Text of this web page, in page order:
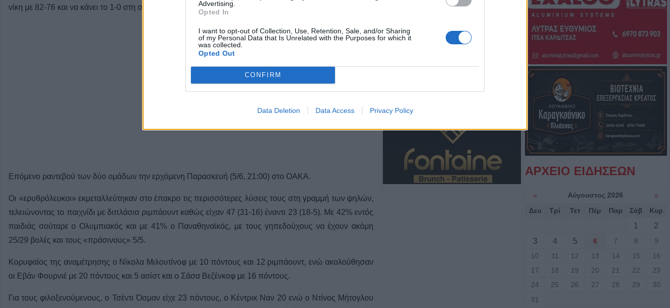
Advertising.
Opted In
I want to opt-out of Collection, Use, Retention, Sale, and/or Sharing
of my Personal Data that Is Unrelated with the Purposes for which it
was collected.
Opted Out
CONFIRM
Data Deletion Data Access Privacy Policy
νίκη με 82-76 και να κάνει το 1-0 στη σειρά.
Επόμενο ραντεβού των δύο ομάδων την ερχόμενη Παρασκευή (5/6, 21:00) στο ΟΑΚΑ.
Οι «ερυθρόλευκοι» εκμεταλλεύτηκαν στο έπακρο τις περισσότερες λύσεις τους στη γραμμή των ψηλών,
τελειώνοντας το παιχνίδι με διπλάσια ριμπάουντ καθώς είχαν 47 (31-16) έναντι 23 (18-5). Με 42% εντός
παιδιάς σούταρε ο Ολυμπιακός και με 41% ο Παναθηναϊκός, με τους γηπεδούχους να έχουν ακόμη
25/29 βολές και τους «πράσινους» 5/5.
Κορυφαίος της αναμέτρησης ο Νίκολα Μιλουτίνοφ με 10 πόντους και 12 ριμπάουντ, ενώ ακολούθησαν
οι Εβάν Φουρνιέ με 20 πόντους και 5 ασίστ και ο Σάσα Βεζένκοφ με 16 πόντους.
Για τους φιλοξενούμενους, ο Τσέντι Όσμαν είχε 23 πόντους, ο Κέντρικ Ναν 20 ενώ ο Ντίνος Μήτογλου
κηδεία του Αθανάσιου Ταξιάρχη
6 Αυγούστου 2026, 17:46
στην Κρήνη Φαρσάλων – Μεγάλη
και 95 ειδικότητες για το 2026-
6 Αυγούστου 2026, 17:21
Την Παρασκευή (7/8) η δεύτερη
καταβολή του βοηθήματος του
ΑΡΧΕΙΟ ΕΙΔΗΣΕΩΝ
« Αύγουστος 2026 »
Δευ Τρί Τετ Πέμ Παρ Σάβ Κυρ
1
2
3
4 5 6 7 8
9
10
11 12 13 14 15
16
17
18 19 20 21 22
23
24
25 26 27 28 29
30
31